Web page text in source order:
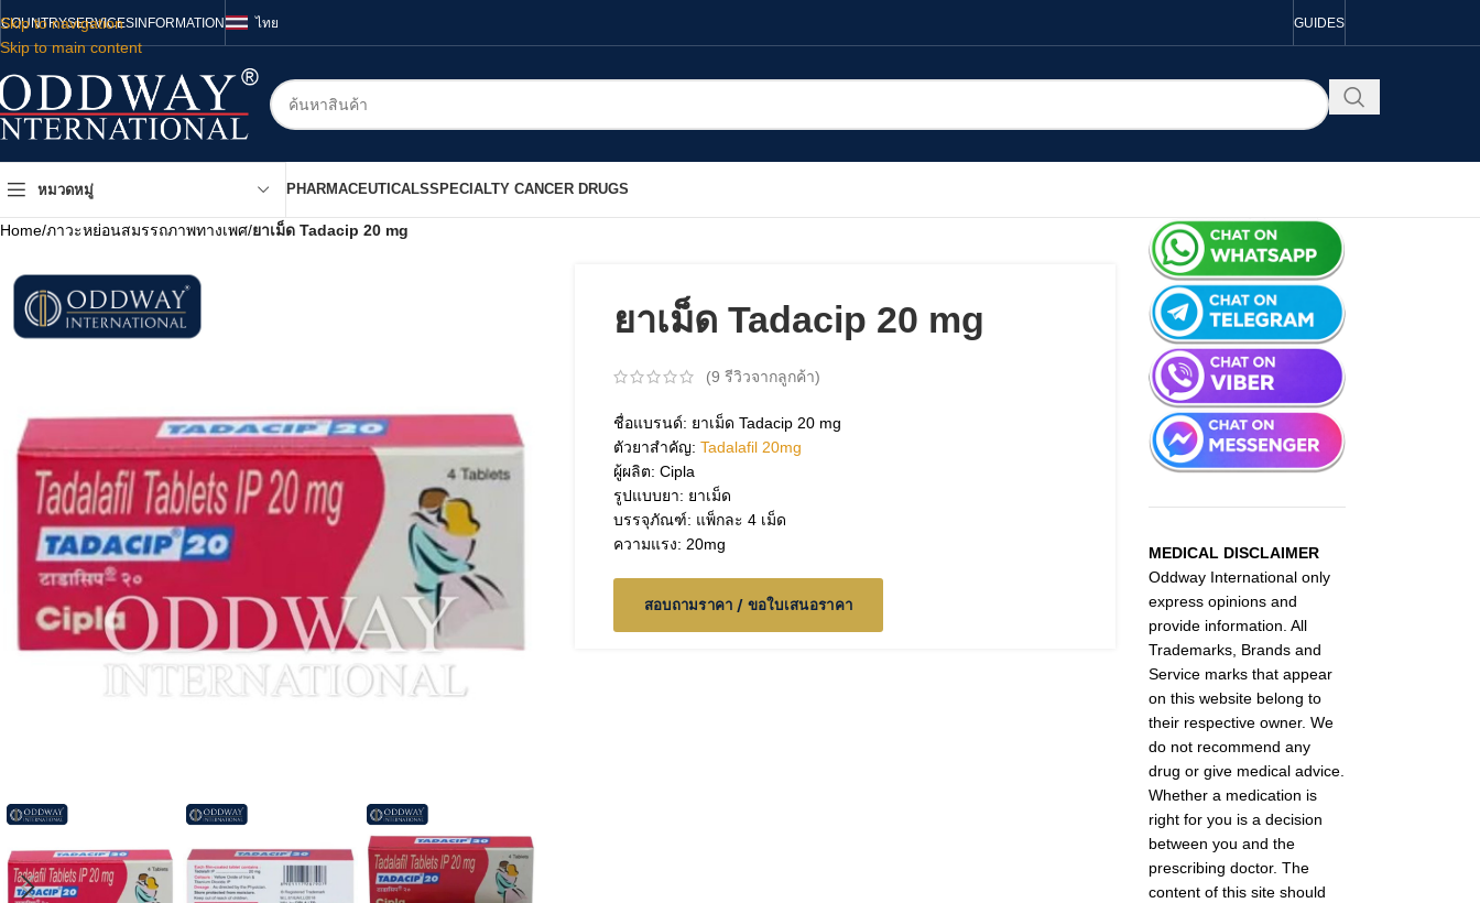
Skip to navigation
Skip to main content
COUNTRYSERVICESINFORMATION ไทย GUIDES
หมวดหมู่ PHARMACEUTICALSSPECIALTY CANCER DRUGS
Home/ภาวะหย่อนสมรรถภาพทางเพศ/ยาเม็ด Tadacip 20 mg
ยาเม็ด Tadacip 20 mg
(9 รีวิวจากลูกค้า)
ชื่อแบรนด์: ยาเม็ด Tadacip 20 mg
ตัวยาสำคัญ: Tadalafil 20mg
ผู้ผลิต: Cipla
รูปแบบยา: ยาเม็ด
บรรจุภัณฑ์: แพ็กละ 4 เม็ด
ความแรง: 20mg
สอบถามราคา / ขอใบเสนอราคา
MEDICAL DISCLAIMER
Oddway International only
express opinions and
provide information. All
Trademarks, Brands and
Service marks that appear
on this website belong to
their respective owner. We
do not recommend any
drug or give medical advice.
Whether a medication is
right for you is a decision
between you and the
prescribing doctor. The
content of this site should